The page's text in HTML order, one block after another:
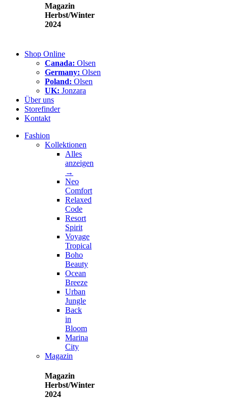
Magazin
Herbst/Winter
2024
Shop Online
Canada: Olsen
Germany: Olsen
Poland: Olsen
UK: Jonzara
Über uns
Storefinder
Kontakt
Fashion
Kollektionen
Alles
anzeigen
→
Neo
Comfort
Relaxed
Code
Resort
Spirit
Voyage
Tropical
Boho
Beauty
Ocean
Breeze
Urban
Jungle
Back
in
Bloom
Marina
City
Magazin
Magazin
Herbst/Winter
2024